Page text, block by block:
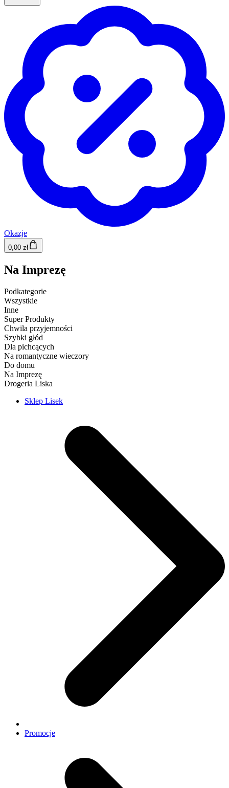
Okazje
0,00 zł
Na Imprezę
Podkategorie
Wszystkie
Inne
Super Produkty
Chwila przyjemności
Szybki głód
Dla pichcących
Na romantyczne wieczory
Do domu
Na Imprezę
Drogeria Liska
Sklep Lisek
Promocje